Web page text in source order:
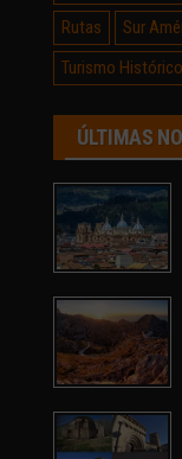
Rutas
Sur
Turismo Histórico
ÚLTIMAS